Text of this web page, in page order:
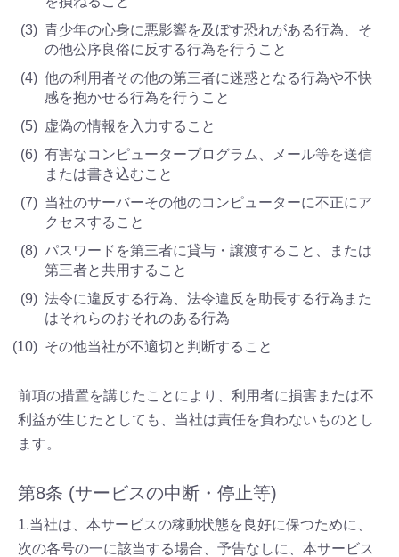
青少年の心身に悪影響を及ぼす恐れがある行為、そ
の他公序良俗に反する行為を行うこと
他の利用者その他の第三者に迷惑となる行為や不快
感を抱かせる行為を行うこと
虚偽の情報を入力すること
有害なコンピュータープログラム、メール等を送信
または書き込むこと
当社のサーバーその他のコンピューターに不正にア
クセスすること
パスワードを第三者に貸与・譲渡すること、または
第三者と共用すること
法令に違反する行為、法令違反を助長する行為また
はそれらのおそれのある行為
その他当社が不適切と判断すること
前項の措置を講じたことにより、利用者に損害または不
利益が生じたとしても、当社は責任を負わないものとし
ます。
第8条 (サービスの中断・停止等)
1.当社は、本サービスの稼動状態を良好に保つために、
次の各号の一に該当する場合、予告なしに、本サービス